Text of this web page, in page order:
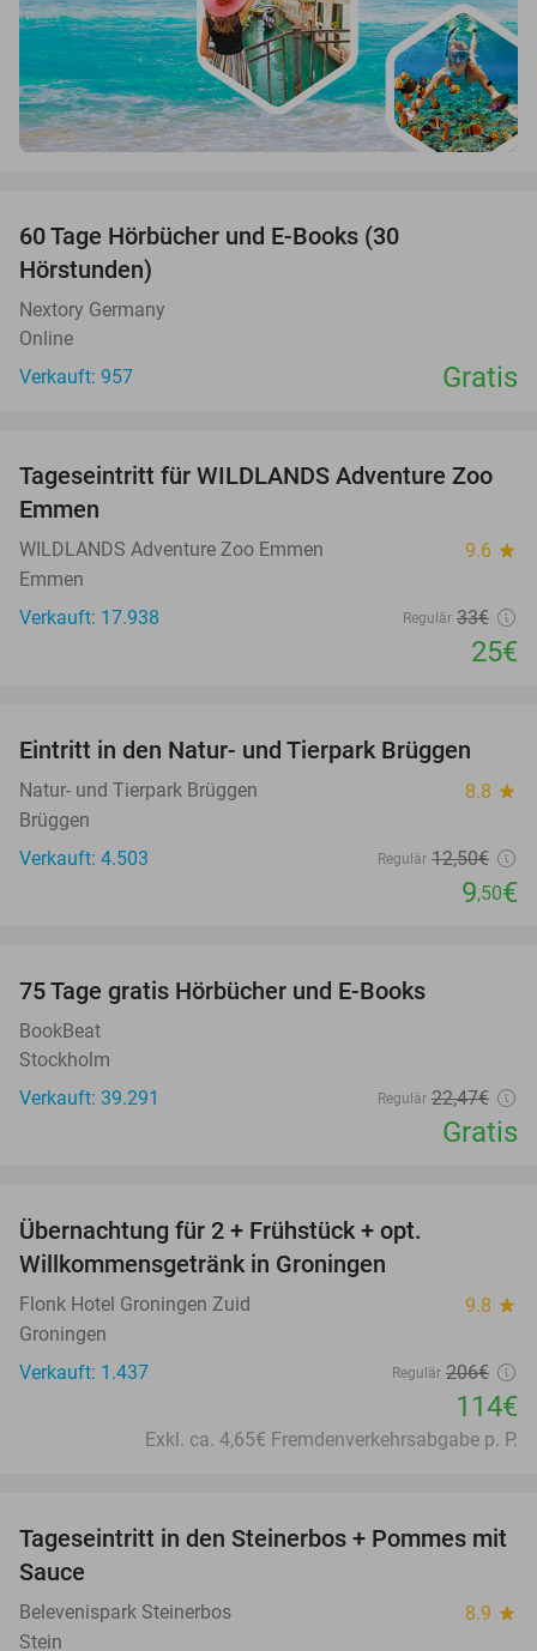
60 Tage Hörbücher und E-Books (30
Hörstunden)
Nextory Germany
Online
Verkauft: 957
Gratis
24%
Tageseintritt für WILDLANDS Adventure Zoo
Emmen
WILDLANDS Adventure Zoo Emmen 9.6 star
Emmen
Verkauft: 17.938
Regulär 33€
25€
24%
Eintritt in den Natur- und Tierpark Brüggen
Natur- und Tierpark Brüggen 8.8 star
Brüggen
Verkauft: 4.503
Regulär 12,50€
9,50€
75 Tage gratis Hörbücher und E-Books
BookBeat
Stockholm
Verkauft: 39.291
Regulär 22,47€
Gratis
Übernachtung für 2 + Frühstück + opt.
Willkommensgetränk in Groningen
Flonk Hotel Groningen Zuid 9.8 star
Groningen
Verkauft: 1.437
Regulär 206€
114€
Exkl. ca. 4,65€ Fremdenverkehrsabgabe p. P.
37%
Tageseintritt in den Steinerbos + Pommes mit
Sauce
Belevenispark Steinerbos 8.9 star
Stein